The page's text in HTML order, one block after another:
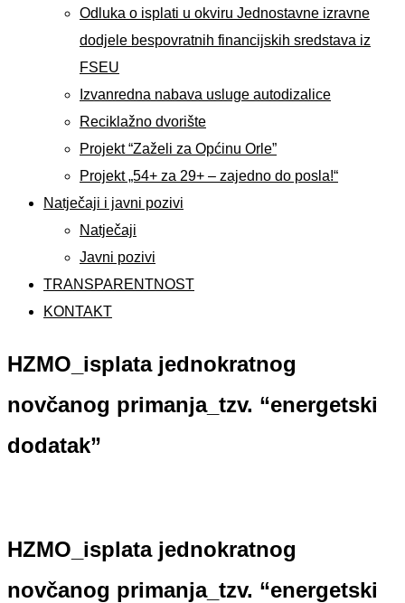
Odluka o isplati u okviru Jednostavne izravne
dodjele bespovratnih financijskih sredstava iz
FSEU
Izvanredna nabava usluge autodizalice
Reciklažno dvorište
Projekt “Zaželi za Općinu Orle”
Projekt „54+ za 29+ – zajedno do posla!“
Natječaji i javni pozivi
Natječaji
Javni pozivi
TRANSPARENTNOST
KONTAKT
HZMO_isplata jednokratnog
novčanog primanja_tzv. “energetski
dodatak”
HZMO_isplata jednokratnog
novčanog primanja_tzv. “energetski